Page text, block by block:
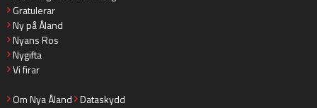
Gratulerar
Ny på Åland
Nyans Ros
Nygifta
Vi firar
Om Nya Åland Dataskydd